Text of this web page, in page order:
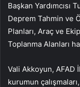
Başkan Yardımcısı
Deprem Tahmin ve
Planları, Araç ve
Toplanma Alanları
Vali Akkoyun, AFAD
kurumun